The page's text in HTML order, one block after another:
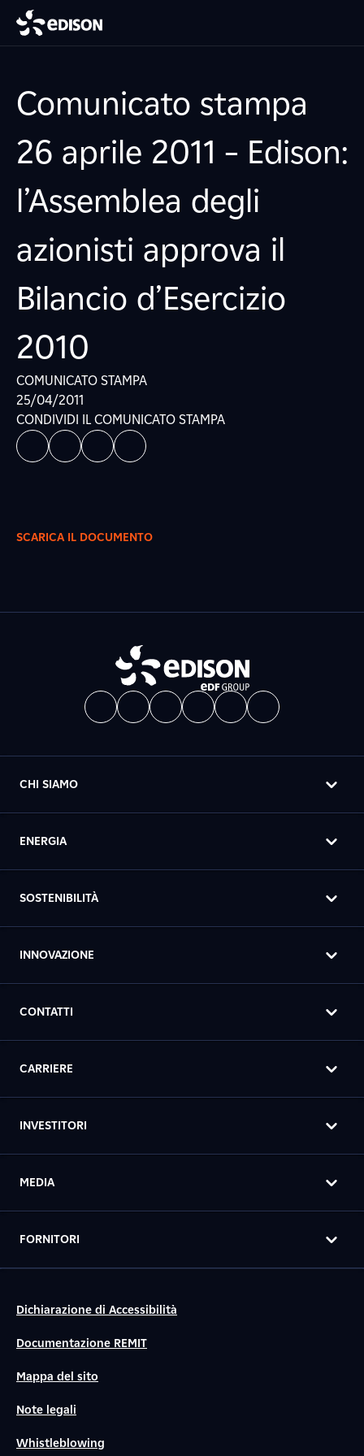
Comunicato stampa
26 aprile 2011 – Edison:
l’Assemblea degli
azionisti approva il
Bilancio d’Esercizio
2010
COMUNICATO STAMPA
25/04/2011
CONDIVIDI IL COMUNICATO STAMPA
SCARICA IL DOCUMENTO
CHI SIAMO
ENERGIA
SOSTENIBILITÀ
INNOVAZIONE
CONTATTI
CARRIERE
INVESTITORI
MEDIA
FORNITORI
Dichiarazione di Accessibilità
Documentazione REMIT
Mappa del sito
Note legali
Whistleblowing